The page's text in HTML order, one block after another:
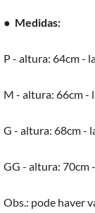
● Medidas:
P - altura: 64cm -
M - altura: 66cm -
G - altura: 68cm -
GG - altura: 70cm
Obs.: pode haver